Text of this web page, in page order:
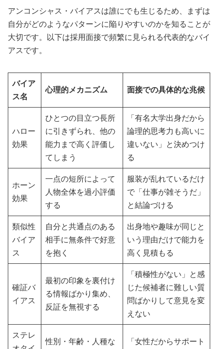
アンコンシャス・バイアスは誰にでも生じるため、まずは
自分がどのようなパターンに陥りやすいのかを知ることが
大切です。以下は採用面接で頻繁に見られる代表的なバイ
アスです。
バイア
ス名
心理的メカニズム 面接での具体的な兆候
ハロー
効果
ひとつの目立つ長所
に引きずられ、他の
能力まで高く評価し
てしまう
「有名大学出身だから
論理的思考力も高いに
違いない」と決めつけ
る
ホーン
効果
一点の短所によって
人物全体を過小評価
する
服装が乱れているだけ
で「仕事が雑そうだ」
と結論づける
類似性
バイア
ス
自分と共通点のある
相手に無条件で好意
を抱く
出身地や趣味が同じと
いう理由だけで能力を
高く見積もる
確証バ
イアス
最初の印象を裏付け
る情報ばかり集め、
反証を無視する
「積極性がない」と感
じた候補者に難しい質
問ばかりして意見を変
えない
ステレ
性別・年齢・人種な 「女性だからサポート